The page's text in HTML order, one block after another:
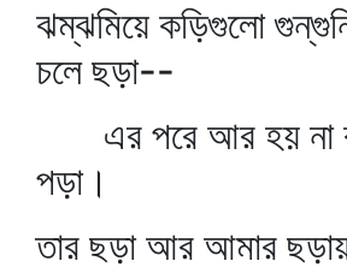
ঝম্‌ঝমিয়ে কড়িগুলো
চলে ছড়া--
এর পরে আর হয় না
পড়া।
তার ছড়া আর আমার